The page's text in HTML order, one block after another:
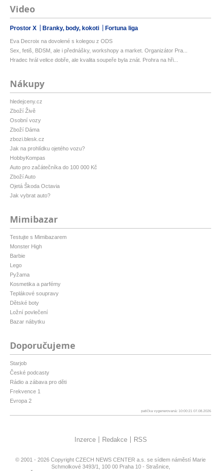
Video
Prostor X Branky, body, kokoti Fortuna liga
Eva Decroix na dovolené s kolegou z ODS
Sex, fetiš, BDSM, ale i přednášky, workshopy a market. Organizátor Pra...
Hradec hrál velice dobře, ale kvalita soupeře byla znát. Prohra na hři...
Nákupy
hledejceny.cz
Zboží Živě
Osobní vozy
Zboží Dáma
zbozi.blesk.cz
Jak na prohlídku ojetého vozu?
HobbyKompas
Auto pro začátečníka do 100 000 Kč
Zboží Auto
Ojetá Škoda Octavia
Jak vybrat auto?
Mimibazar
Testujte s Mimibazarem
Monster High
Barbie
Lego
Pyžama
Kosmetika a parfémy
Teplákové soupravy
Dětské boty
Ložní povlečení
Bazar nábytku
Doporučujeme
Starjob
České podcasty
Rádio a zábava pro děti
Frekvence 1
Evropa 2
patička vygenerovaná: 10:00:21 07.08.2026
Inzerce Redakce RSS
© 2001 - 2026 Copyright CZECH NEWS CENTER a.s. se sídlem náměstí Marie
Schmolkové 3493/1, 100 00 Praha 10 - Strašnice,